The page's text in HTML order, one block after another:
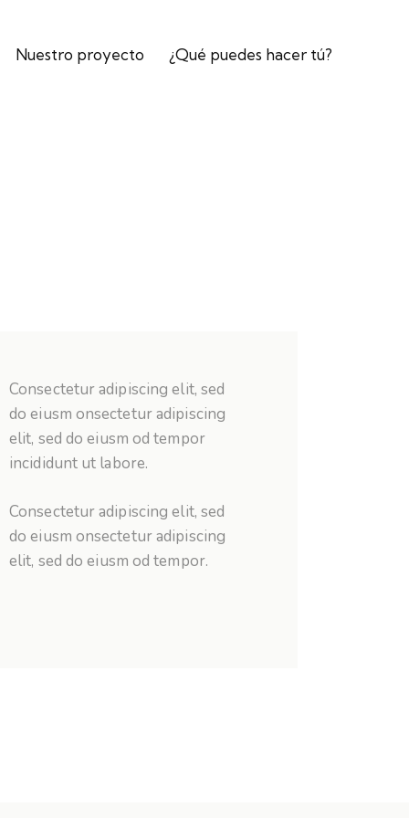
Nuestro proyecto ¿Qué puedes hacer tú?
Consectetur adipiscing elit, sed
do eiusm onsectetur adipiscing
elit, sed do eiusm od tempor
incididunt ut labore.
Consectetur adipiscing elit, sed
do eiusm onsectetur adipiscing
elit, sed do eiusm od tempor.